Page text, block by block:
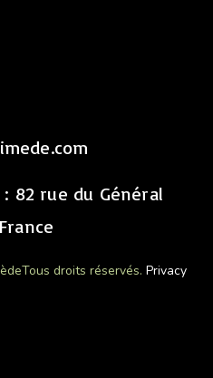
82 rue du Général
Tous droits réservés. Privacy